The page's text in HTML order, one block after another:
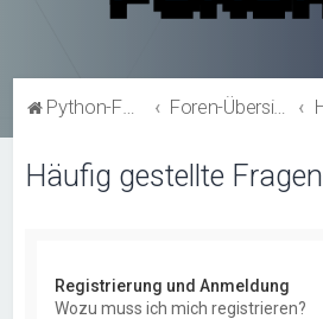
Python-Forum.de Foren-Übersicht
Häufig gestellte Fragen
Registrierung und Anmeldung
Wozu muss ich mich registrieren?